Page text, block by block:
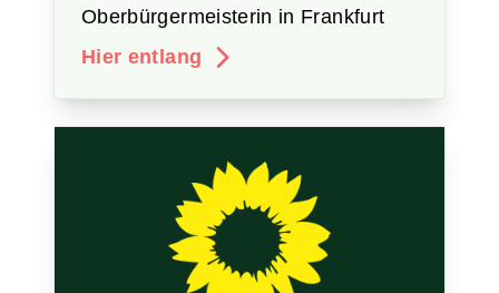
Oberbürgermeisterin in Frankfurt
Hier entlang